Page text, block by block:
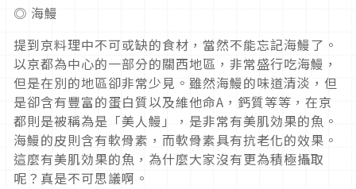
◎ 海鰻
提到京料理中不可或缺的食材，當然不能忘記海鰻了。
以京都為中心的一部分的關西地區，非常盛行吃海鰻，
但是在別的地區卻非常少見。雖然海鰻的味道清淡，但
是卻含有豐富的蛋白質以及維他命A，鈣質等等，在京
都則是被稱為是「美人鰻」，是非常有美肌効果的魚。
海鰻的皮則含有軟骨素，而軟骨素具有抗老化的效果。
這麼有美肌効果的魚，為什麼大家沒有更為積極攝取
呢？真是不可思議啊。